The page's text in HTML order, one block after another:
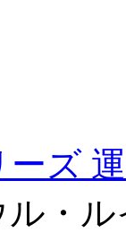
ーズ
・